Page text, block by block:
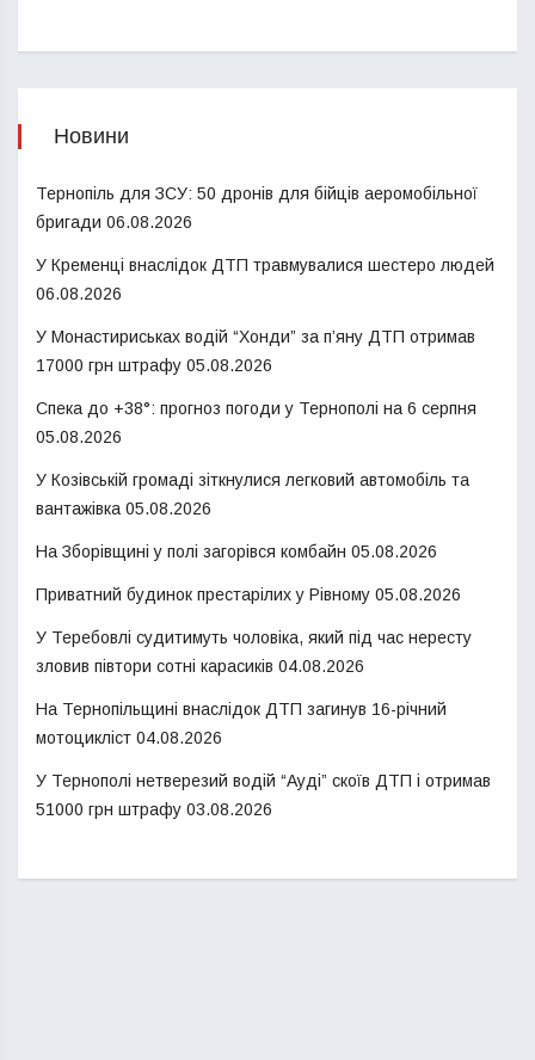
Новини
Тернопіль для ЗСУ: 50 дронів для бійців аеромобільної
бригади 06.08.2026
У Кременці внаслідок ДТП травмувалися шестеро людей
06.08.2026
У Монастириськах водій “Хонди” за п’яну ДТП отримав
17000 грн штрафу 05.08.2026
Спека до +38°: прогноз погоди у Тернополі на 6 серпня
05.08.2026
У Козівській громаді зіткнулися легковий автомобіль та
вантажівка 05.08.2026
На Зборівщині у полі загорівся комбайн 05.08.2026
Приватний будинок престарілих у Рівному 05.08.2026
У Теребовлі судитимуть чоловіка, який під час нересту
зловив півтори сотні карасиків 04.08.2026
На Тернопільщині внаслідок ДТП загинув 16-річний
мотоцикліст 04.08.2026
У Тернополі нетверезий водій “Ауді” скоїв ДТП і отримав
51000 грн штрафу 03.08.2026